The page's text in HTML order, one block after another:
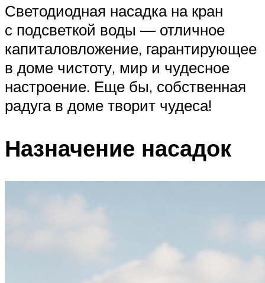
Светодиодная насадка на кран
с подсветкой воды — отличное
капиталовложение, гарантирующее
в доме чистоту, мир и чудесное
настроение. Еще бы, собственная
радуга в доме творит чудеса!
Назначение насадок